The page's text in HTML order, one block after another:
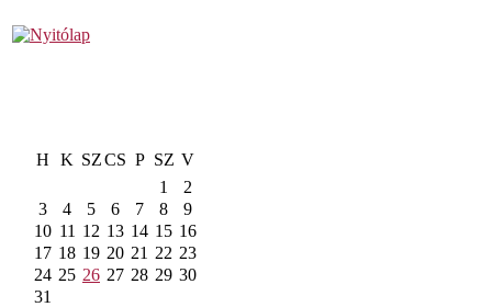
H K SZCS P SZ V
1
2
3
4 5 6 7 8
9
10 11 12 13 14 15 16
17 18 19 20 21 22 23
24 25 26 27 28 29 30
31